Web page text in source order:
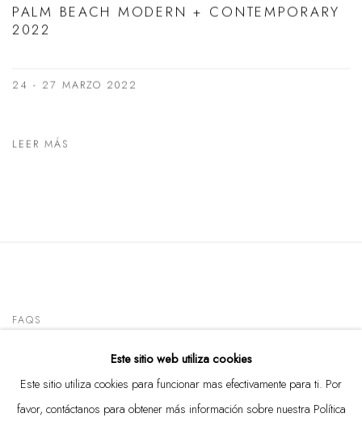
PALM BEACH MODERN + CONTEMPORARY
2022
24 - 27 MARZO 2022
LEER MÁS
FAQS
Este sitio web utiliza cookies
Este sitio utiliza cookies para funcionar mas efectivamente para ti. Por
favor, contáctanos para obtener más información sobre nuestra Política